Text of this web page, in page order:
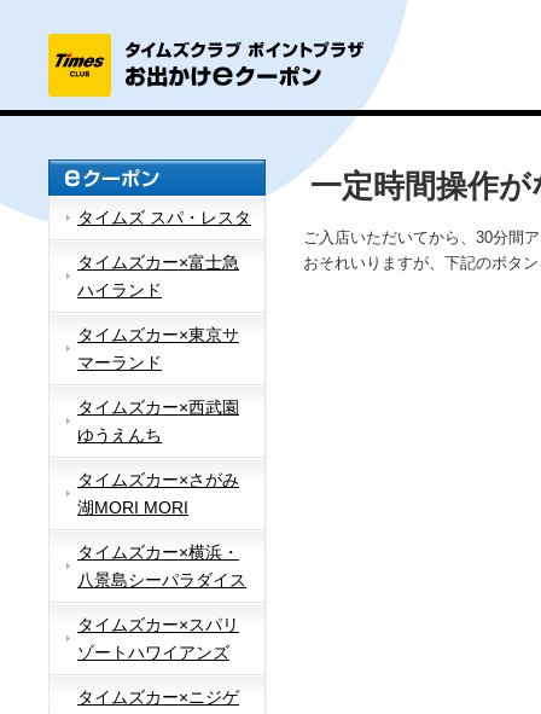
タイムズ スパ・レスタ
タイムズカー×富士急
ハイランド
タイムズカー×東京サ
マーランド
タイムズカー×西武園
ゆうえんち
タイムズカー×さがみ
湖MORI MORI
タイムズカー×横浜・
八景島シーパラダイス
タイムズカー×スパリ
ゾートハワイアンズ
タイムズカー×ニジゲ
一定時間操作
ご入店いただいてから、30分間
おそれいりますが、下記のボタ